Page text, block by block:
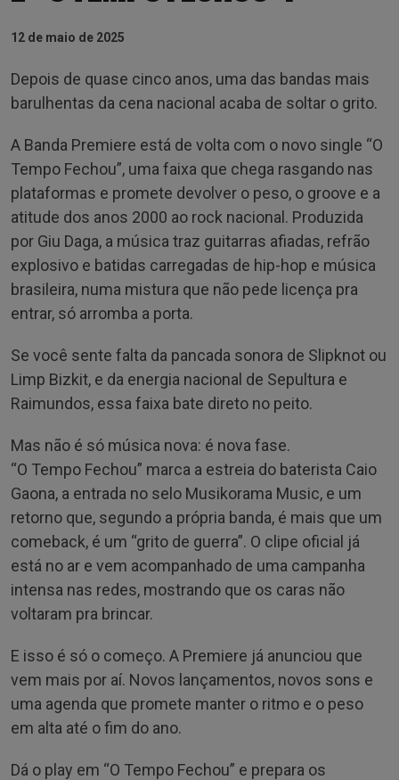
12 de maio de 2025
Depois de quase cinco anos, uma das bandas mais
barulhentas da cena nacional acaba de soltar o grito.
A Banda Premiere está de volta com o novo single “O
Tempo Fechou”, uma faixa que chega rasgando nas
plataformas e promete devolver o peso, o groove e a
atitude dos anos 2000 ao rock nacional. Produzida
por Giu Daga, a música traz guitarras afiadas, refrão
explosivo e batidas carregadas de hip-hop e música
brasileira, numa mistura que não pede licença pra
entrar, só arromba a porta.
Se você sente falta da pancada sonora de Slipknot ou
Limp Bizkit, e da energia nacional de Sepultura e
Raimundos, essa faixa bate direto no peito.
Mas não é só música nova: é nova fase.
“O Tempo Fechou” marca a estreia do baterista Caio
Gaona, a entrada no selo Musikorama Music, e um
retorno que, segundo a própria banda, é mais que um
comeback, é um “grito de guerra”. O clipe oficial já
está no ar e vem acompanhado de uma campanha
intensa nas redes, mostrando que os caras não
voltaram pra brincar.
E isso é só o começo. A Premiere já anunciou que
vem mais por aí. Novos lançamentos, novos sons e
uma agenda que promete manter o ritmo e o peso
em alta até o fim do ano.
Dá o play em “O Tempo Fechou” e prepara os